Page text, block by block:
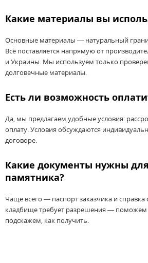
Какие материалы вы
Основные материалы — натуральный
Всё поставляется напрямую от
и Украины. Мы используем только
долговечные материалы.
Есть ли возможность
Да, мы предлагаем удобные условия:
оплату. Условия обсуждаются
договоре.
Какие документы нужны
памятника?
Чаще всего — паспорт заказчика и справка
кладбище требует разрешения —
подскажем, как получить.